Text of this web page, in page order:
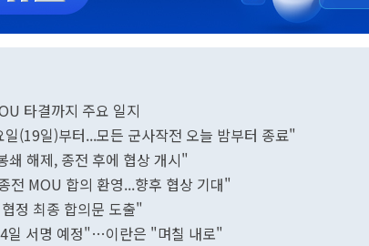
타결까지 주요 일지
(19일)부터...모든 군사작전 오늘 밤부터 종료"
쇄 해제, 종전 후에 협상 개시"
전 MOU 합의 환영...향후 협상 기대"
정 최종 합의문 도출"
일 서명 예정"…이란은 "며칠 내로"